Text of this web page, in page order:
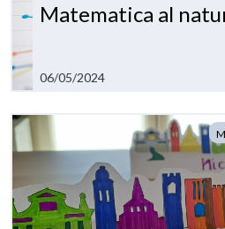
Matematica al
06/05/2024